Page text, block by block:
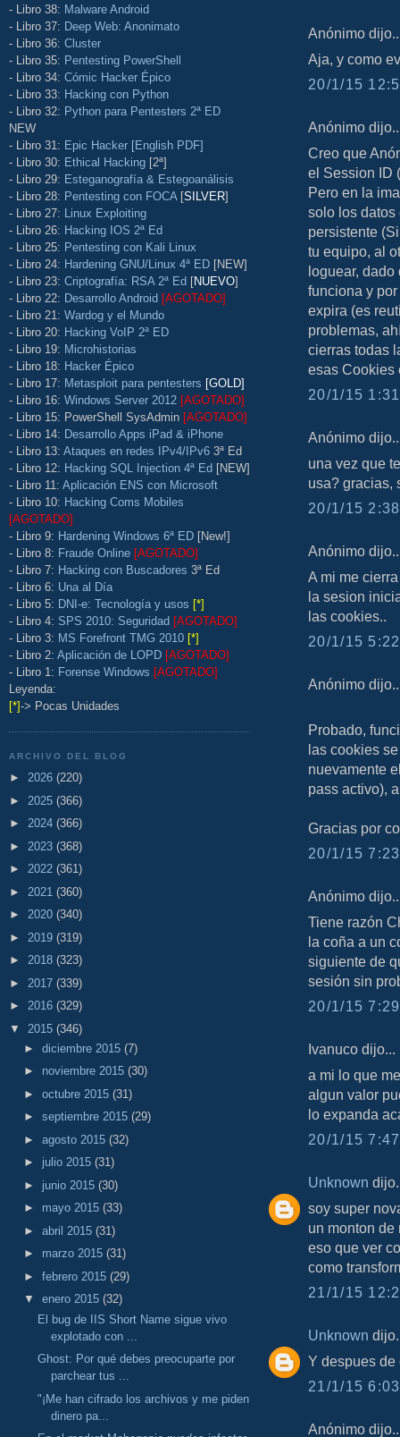
- Libro 38: Malware Android
- Libro 37: Deep Web: Anonimato
- Libro 36: Cluster
- Libro 35: Pentesting PowerShell
- Libro 34: Cómic Hacker Épico
- Libro 33: Hacking con Python
- Libro 32: Python para Pentesters 2ª ED
NEW
- Libro 31: Epic Hacker [English PDF]
- Libro 30: Ethical Hacking [2ª]
- Libro 29: Esteganografía & Estegoanálisis
- Libro 28: Pentesting con FOCA [SILVER]
- Libro 27: Linux Exploiting
- Libro 26: Hacking IOS 2ª Ed
- Libro 25: Pentesting con Kali Linux
- Libro 24: Hardening GNU/Linux 4ª ED [NEW]
- Libro 23: Criptografía: RSA 2ª Ed [NUEVO]
- Libro 22: Desarrollo Android [AGOTADO]
- Libro 21: Wardog y el Mundo
- Libro 20: Hacking VoIP 2ª ED
- Libro 19: Microhistorias
- Libro 18: Hacker Épico
- Libro 17: Metasploit para pentesters [GOLD]
- Libro 16: Windows Server 2012 [AGOTADO]
- Libro 15: PowerShell SysAdmin [AGOTADO]
- Libro 14: Desarrollo Apps iPad & iPhone
- Libro 13: Ataques en redes IPv4/IPv6 3ª Ed
- Libro 12: Hacking SQL Injection 4ª Ed [NEW]
- Libro 11: Aplicación ENS con Microsoft
- Libro 10: Hacking Coms Mobiles
[AGOTADO]
- Libro 9: Hardening Windows 6ª ED [New!]
- Libro 8: Fraude Online [AGOTADO]
- Libro 7: Hacking con Buscadores 3ª Ed
- Libro 6: Una al Día
- Libro 5: DNI-e: Tecnología y usos [*]
- Libro 4: SPS 2010: Seguridad [AGOTADO]
- Libro 3: MS Forefront TMG 2010 [*]
- Libro 2: Aplicación de LOPD [AGOTADO]
- Libro 1: Forense Windows [AGOTADO]
Leyenda:
[*]-> Pocas Unidades
ARCHIVO DEL BLOG
► 2026 (220)
► 2025 (366)
► 2024 (366)
► 2023 (368)
► 2022 (361)
► 2021 (360)
► 2020 (340)
► 2019 (319)
► 2018 (323)
► 2017 (339)
► 2016 (329)
▼ 2015 (346)
► diciembre 2015 (7)
► noviembre 2015 (30)
► octubre 2015 (31)
► septiembre 2015 (29)
► agosto 2015 (32)
► julio 2015 (31)
► junio 2015 (30)
► mayo 2015 (33)
► abril 2015 (31)
► marzo 2015 (31)
► febrero 2015 (29)
▼ enero 2015 (32)
El bug de IIS Short Name sigue vivo
explotado con ...
Ghost: Por qué debes preocuparte por
parchear tus ...
"¡Me han cifrado los archivos y me piden
dinero pa...
Anónimo
Aja, y como
20/1/15
Anónimo
Creo que
el Session ID
Pero en la
solo los datos
persistente
tu equipo, al
loguear, dado
funciona y
expira (es
problemas,
cierras todas
esas Cookies
20/1/15
Anónimo
una vez que
usa? gracias,
20/1/15
Anónimo
A mi me
la sesion
las cookies..
20/1/15
Anónimo
Probado,
las cookies
nuevamente
pass activo),
Gracias por
20/1/15
Anónimo
Tiene razón
la coña a un
siguiente de
sesión sin
20/1/15
Ivanuco dijo...
a mi lo que
algun valor
lo expanda
20/1/15
Unknown
soy super
un monton de
eso que ver
como
21/1/15
Unknown
Y despues de
21/1/15
Anónimo